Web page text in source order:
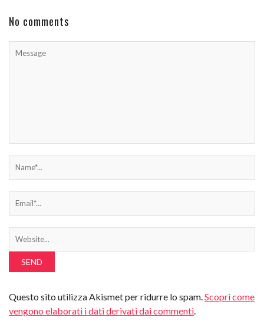
No comments
Questo sito utilizza Akismet per ridurre lo spam.Scopri come
vengono elaborati i dati derivati dai commenti.